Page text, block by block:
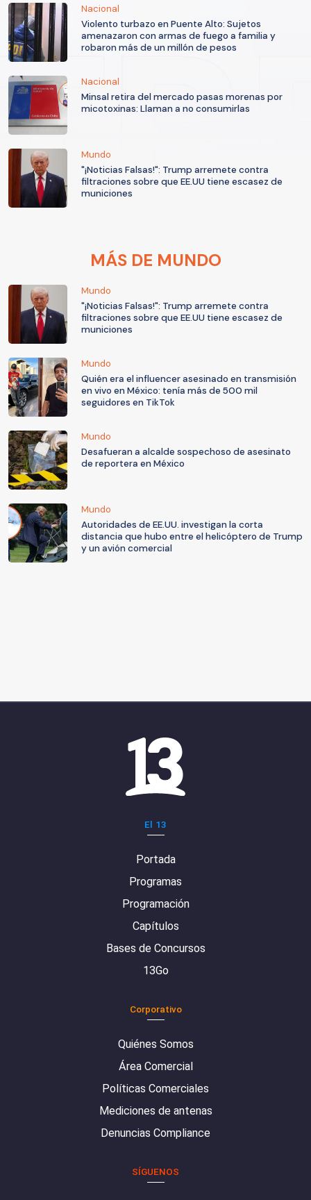
Nacional
Violento turbazo en Puente Alto: Sujetos
amenazaron con armas de fuego a familia y
robaron más de un millón de pesos
Nacional
Minsal retira del mercado pasas morenas por
micotoxinas: Llaman a no consumirlas
Mundo
"¡Noticias Falsas!": Trump arremete contra
filtraciones sobre que EE.UU tiene escasez de
municiones
MÁS DE MUNDO
Mundo
"¡Noticias Falsas!": Trump arremete contra
filtraciones sobre que EE.UU tiene escasez de
municiones
Mundo
Quién era el influencer asesinado en transmisión
en vivo en México: tenía más de 500 mil
seguidores en TikTok
Mundo
Desafueran a alcalde sospechoso de asesinato
de reportera en México
Mundo
Autoridades de EE.UU. investigan la corta
distancia que hubo entre el helicóptero de Trump
y un avión comercial
El 13
Portada
Programas
Programación
Capítulos
Bases de Concursos
13Go
Corporativo
Quiénes Somos
Área Comercial
Políticas Comerciales
Mediciones de antenas
Denuncias Compliance
SÍGUENOS